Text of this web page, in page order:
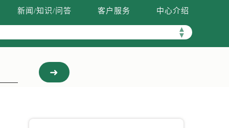
新闻/知识/问答 客户服务 中心介绍
▲
▼